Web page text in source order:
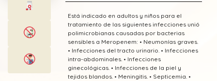
Está indicado en adultos y niños para el
tratamiento de las siguientes infecciones unió
polimicrobianas causadas por bacterias
sensibles a Meropenem: • Neumonías graves.
• Infecciones del tracto urinario. • Infecciones
intra-abdominales. • Infecciones
ginecológicas. • Infecciones de la piel y
tejidos blandos. • Meningitis. • Septicemia. •